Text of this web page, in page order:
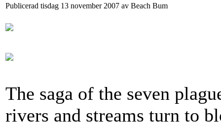
Publicerad tisdag 13 november 2007 av Beach Bum
The saga of the seven
rivers and streams turn to